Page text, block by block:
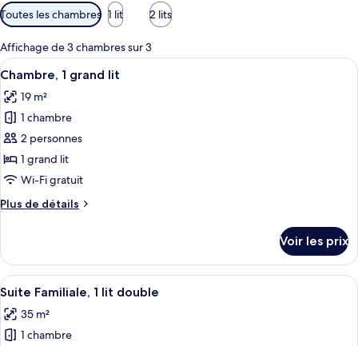
Filtres
disponibles
pour
les
chambres
Toutes les chambres 1 lit 2 lits
Affichage de 3 chambres sur 3
Afficher
toutes
les
photos
pour
ce
type
chambre :
grand
lit
Une chambre d’hôtel moderne
12
Chambre, 1 grand lit
19 m²
1 chambre
2 personnes
1 grand lit
Wi-Fi gratuit
Plus de détails
Plus
le
type
de
Chambre,
Voir les prix
Afficher
toutes
les
photos
Une chambre moderne avec un
4
Suite Familiale, 1 lit double
35 m²
1 chambre